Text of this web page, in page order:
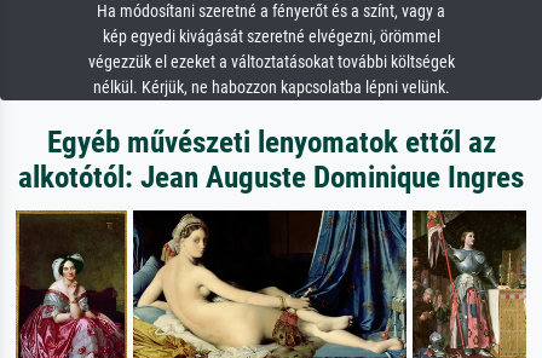
Ha módosítani szeretné a fényerőt és a színt, vagy a
kép egyedi kivágását szeretné elvégezni, örömmel
végezzük el ezeket a változtatásokat további költségek
nélkül. Kérjük, ne habozzon kapcsolatba lépni velünk.
Egyéb művészeti lenyomatok ettől az
alkotótól: Jean Auguste Dominique Ingres